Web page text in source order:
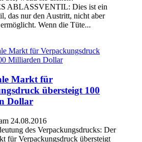
ABLASSVENTIL: Dies ist ein
das nur den Austritt, nicht aber
Wenn die Tüte...
Markt für
übersteigt 100
Dollar
24.08.2016
des Verpackungsdrucks: Der
für Verpackungsdruck übersteigt